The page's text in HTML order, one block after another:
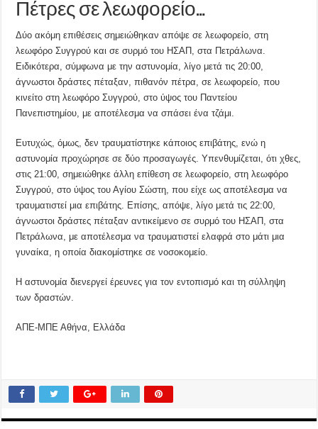
Πέτρες σε λεωφορείο…
Δύο ακόμη επιθέσεις σημειώθηκαν απόψε σε λεωφορείο, στη
λεωφόρο Συγγρού και σε συρμό του ΗΣΑΠ, στα Πετράλωνα.
Ειδικότερα, σύμφωνα με την αστυνομία, λίγο μετά τις 20:00,
άγνωστοι δράστες πέταξαν, πιθανόν πέτρα, σε λεωφορείο, που
κινείτο στη λεωφόρο Συγγρού, στο ύψος του Παντείου
Πανεπιστημίου, με αποτέλεσμα να σπάσει ένα τζάμι.
Ευτυχώς, όμως, δεν τραυματίστηκε κάποιος επιβάτης, ενώ η
αστυνομία προχώρησε σε δύο προσαγωγές. Υπενθυμίζεται, ότι χθες,
στις 21:00, σημειώθηκε άλλη επίθεση σε λεωφορείο, στη λεωφόρο
Συγγρού, στο ύψος του Αγίου Σώστη, που είχε ως αποτέλεσμα να
τραυματιστεί μια επιβάτης. Επίσης, απόψε, λίγο μετά τις 22:00,
άγνωστοι δράστες πέταξαν αντικείμενο σε συρμό του ΗΣΑΠ, στα
Πετράλωνα, με αποτέλεσμα να τραυματιστεί ελαφρά στο μάτι μια
γυναίκα, η οποία διακομίστηκε σε νοσοκομείο.
Η αστυνομία διενεργεί έρευνες για τον εντοπισμό και τη σύλληψη
των δραστών.
ΑΠΕ-ΜΠΕ Αθήνα, Ελλάδα